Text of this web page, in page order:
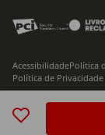
© 2026 Modelo
AcessibilidadePolítica
Política de Privacidade